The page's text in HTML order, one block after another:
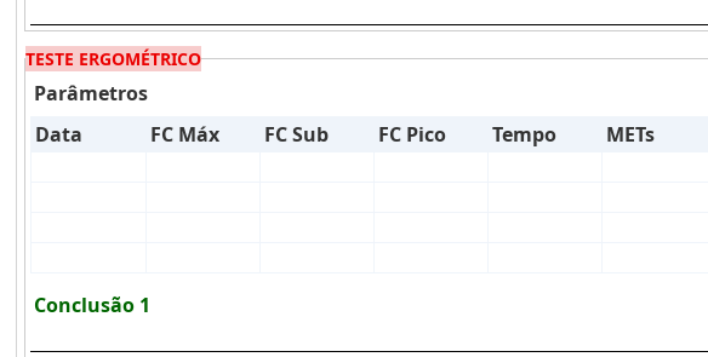
TESTE ERGOMÉTRICO
Parâmetros
Data
FC Máx FC Sub FC Pico Tempo METs
Conclusão 1